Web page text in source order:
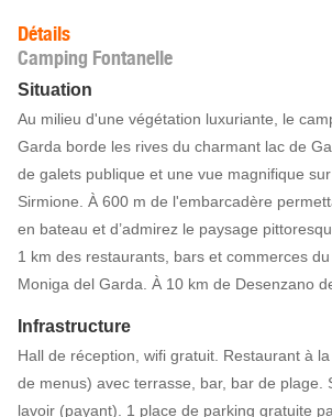
Détails
Camping Fontanelle
Situation
Au milieu d'une végétation luxuriante, le
Garda borde les rives du charmant lac de
de galets publique et une vue magnifique
Sirmione. À 600 m de l'embarcadère
en bateau et d’admirez le paysage
1 km des restaurants, bars et commerces
Moniga del Garda. À 10 km de Desenzano
Infrastructure
Hall de réception, wifi gratuit. Restaurant à
de menus) avec terrasse, bar, bar de plage.
lavoir (payant). 1 place de parking gratuite